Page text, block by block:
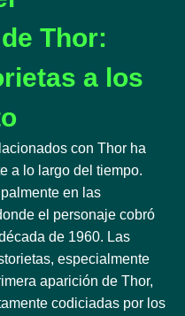
Thor:
a los
con Thor ha
a lo largo del tiempo.
en las
el personaje cobró
de 1960. Las
especialmente
aparición de Thor,
codiciadas por los